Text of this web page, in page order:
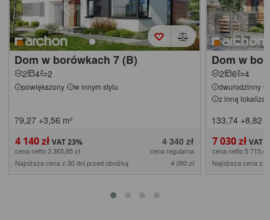
Dom w borówkach 7 (B)
2 4 2
powiększony w innym stylu
79,27 +3,56 m²
4 140 zł 4 340 zł
cena netto 3 365,85 zł
cena regularna
Najniższa cena z 30 dni przed obniżką
4 090 zł
Dom w
2 6 4
dwurodzinny
z inną
133,74 +8,82
7 030 zł
cena netto 5
Najniższa cena z